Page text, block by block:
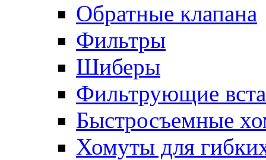
Обратные клапана
Фильтры
Шиберы
Фильтрующие
Быстросъемные
Хомуты для